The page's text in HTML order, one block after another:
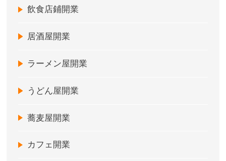
飲食店鋪開業
居酒屋開業
ラーメン屋開業
うどん屋開業
蕎麦屋開業
カフェ開業